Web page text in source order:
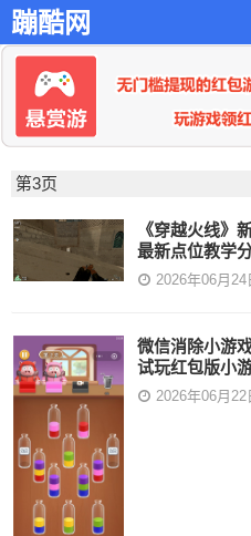
蹦酷网
第3页
《穿越火线》
最新点位教学分
2026年06月24
微信消除小游
试玩红包版小
2026年06月22